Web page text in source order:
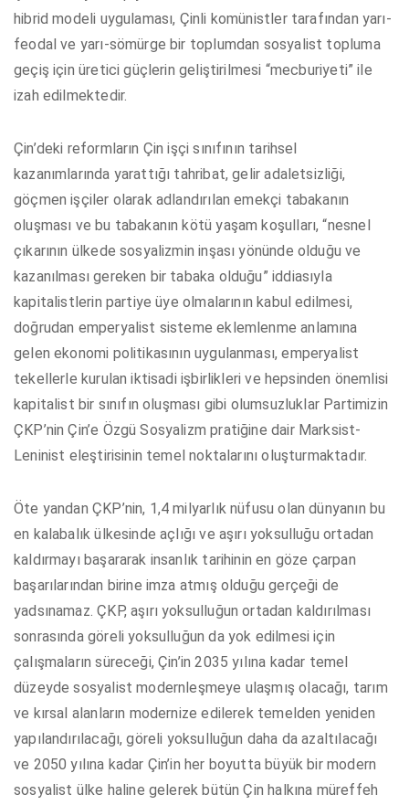
hibrid modeli uygulaması, Çinli komünistler tarafından yarı-
feodal ve yarı-sömürge bir toplumdan sosyalist topluma
geçiş için üretici güçlerin geliştirilmesi “mecburiyeti” ile
izah edilmektedir.
Çin’deki reformların Çin işçi sınıfının tarihsel
kazanımlarında yarattığı tahribat, gelir adaletsizliği,
göçmen işçiler olarak adlandırılan emekçi tabakanın
oluşması ve bu tabakanın kötü yaşam koşulları, “nesnel
çıkarının ülkede sosyalizmin inşası yönünde olduğu ve
kazanılması gereken bir tabaka olduğu” iddiasıyla
kapitalistlerin partiye üye olmalarının kabul edilmesi,
doğrudan emperyalist sisteme eklemlenme anlamına
gelen ekonomi politikasının uygulanması, emperyalist
tekellerle kurulan iktisadi işbirlikleri ve hepsinden önemlisi
kapitalist bir sınıfın oluşması gibi olumsuzluklar Partimizin
ÇKP’nin Çin’e Özgü Sosyalizm pratiğine dair Marksist-
Leninist eleştirisinin temel noktalarını oluşturmaktadır.
Öte yandan ÇKP’nin, 1,4 milyarlık nüfusu olan dünyanın bu
en kalabalık ülkesinde açlığı ve aşırı yoksulluğu ortadan
kaldırmayı başararak insanlık tarihinin en göze çarpan
başarılarından birine imza atmış olduğu gerçeği de
yadsınamaz. ÇKP, aşırı yoksulluğun ortadan kaldırılması
sonrasında göreli yoksulluğun da yok edilmesi için
çalışmaların süreceği, Çin’in 2035 yılına kadar temel
düzeyde sosyalist modernleşmeye ulaşmış olacağı, tarım
ve kırsal alanların modernize edilerek temelden yeniden
yapılandırılacağı, göreli yoksulluğun daha da azaltılacağı
ve 2050 yılına kadar Çin’in her boyutta büyük bir modern
sosyalist ülke haline gelerek bütün Çin halkına müreffeh